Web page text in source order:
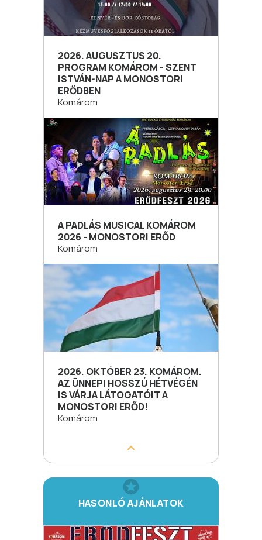
2026. AUGUSZTUS 20.
PROGRAM KOMÁROM - SZENT
ISTVÁN-NAP A MONOSTORI
ERŐDBEN
Komárom
A PADLÁS MUSICAL KOMÁROM
2026 - MONOSTORI ERŐD
Komárom
2026. OKTÓBER 23. KOMÁROM.
AZ ÜNNEPI HOSSZÚ HÉTVÉGÉN
IS VÁRJA LÁTOGATÓIT A
MONOSTORI ERŐD!
Komárom
HASONLÓ AJÁNLATOK